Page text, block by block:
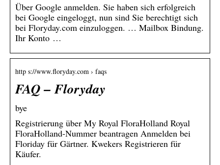
Über Google anmelden. Sie haben sich erfolgreich
bei Google eingeloggt, nun sind Sie berechtigt sich
bei Floryday.com einzuloggen. … Mailbox Bindung.
Ihr Konto …
http s://www.floryday.com › faqs
FAQ – Floryday
bye
Registrierung über My Royal FloraHolland Royal
FloraHolland-Nummer beantragen Anmelden bei
Floriday für Gärtner. Kwekers Registrieren für
Käufer.